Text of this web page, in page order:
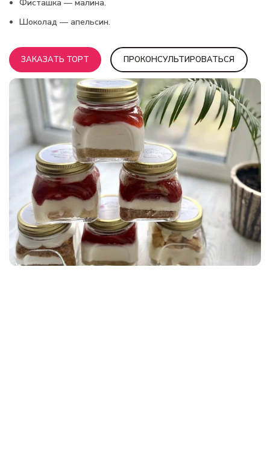
Фисташка — малина.
Шоколад — апельсин.
ЗАКАЗАТЬ ТОРТ ПРОКОНСУЛЬТИРОВАТЬСЯ